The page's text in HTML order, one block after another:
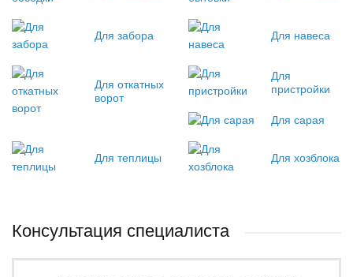
Для забора Для навеса
Для откатных
ворот
Для
пристройки
Для сарая
Для теплицы Для хозблока
Консультация специалиста